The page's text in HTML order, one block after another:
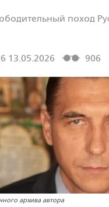
поход
13.05.2026
906
архива автора